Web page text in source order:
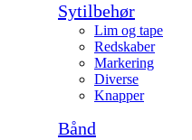
Sytilbehør
Lim og tape
Redskaber
Markering
Diverse
Knapper
Bånd